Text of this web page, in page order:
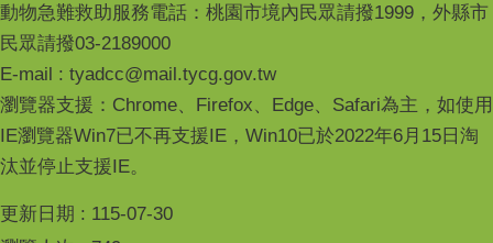
動物急難救助服務電話：桃園市境內民眾請撥1999，外縣市
民眾請撥03-2189000
E-mail : tyadcc@mail.tycg.gov.tw
瀏覽器支援：Chrome、Firefox、Edge、Safari為主，如使用
IE瀏覽器Win7已不再支援IE，Win10已於2022年6月15日淘
汰並停止支援IE。
更新日期
115-07-30